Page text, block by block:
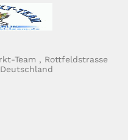
Team , Rottfeldstrasse